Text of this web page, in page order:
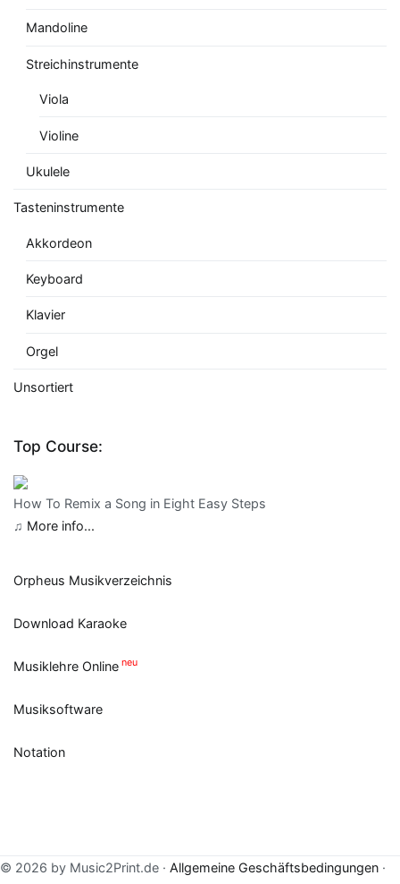
Mandoline
Streichinstrumente
Viola
Violine
Ukulele
Tasteninstrumente
Akkordeon
Keyboard
Klavier
Orgel
Unsortiert
Top Course:
How To Remix a Song in Eight Easy Steps
♫ More info...
Orpheus Musikverzeichnis
Download Karaoke
Musiklehre Online neu
Musiksoftware
Notation
© 2026 by Music2Print.de · Allgemeine Geschäftsbedingungen ·